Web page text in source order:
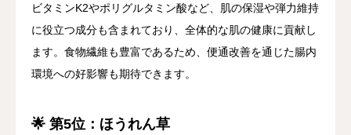
ビタミンK2やポリグルタミン酸など、肌の保湿や弾力維持
に役立つ成分も含まれており、全体的な肌の健康に貢献し
ます。食物繊維も豊富であるため、便通改善を通じた腸内
環境への好影響も期待できます。
🌟 第5位：ほうれん草